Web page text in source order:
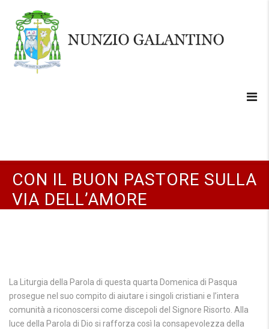
CON IL BUON PASTORE SULLA
VIA DELL’AMORE
La Liturgia della Parola di questa quarta Domenica di Pasqua
prosegue nel suo compito di aiutare i singoli cristiani e l’intera
comunità a riconoscersi come discepoli del Signore Risorto. Alla
luce della Parola di Dio si rafforza così la consapevolezza della